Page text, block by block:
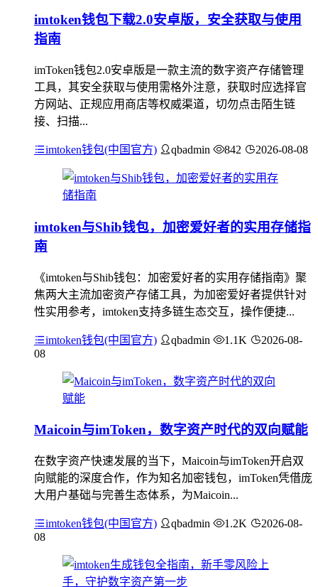
imtoken钱包下载2.0安卓版，安全获取与使用
指南
imToken钱包2.0安卓版是一款主流的数字资产存储管理
工具，其安全获取与使用需格外注意，获取时应选择官
方网站、正规应用商店等权威渠道，切勿点击陌生链
接、扫描...
imtoken钱包(中国官方) qbadmin 842 2026-08-08
imtoken与Shib钱包，加密爱好者的实用存储指
南
《imtoken与Shib钱包：加密爱好者的实用存储指南》聚
焦两大主流加密资产存储工具，为加密爱好者提供针对
性实用参考，imtoken支持多链生态交互，操作便捷...
imtoken钱包(中国官方) qbadmin 1.1K
2026-08-
08
Maicoin与imToken，数字资产时代的双向赋能
在数字资产快速发展的当下，Maicoin与imToken开启双
向赋能的深度合作，作为知名加密钱包，imToken凭借庞
大用户基础与完善生态体系，为Maicoin...
imtoken钱包(中国官方) qbadmin 1.2K
2026-08-
08